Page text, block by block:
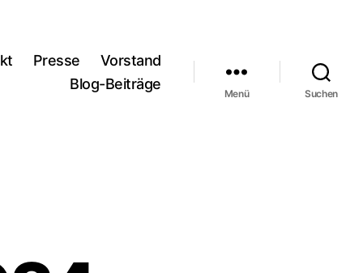
Presse
Vorstand
Blog-Beiträge
Menü Suchen